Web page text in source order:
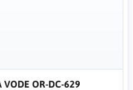
VODE OR-DC-629